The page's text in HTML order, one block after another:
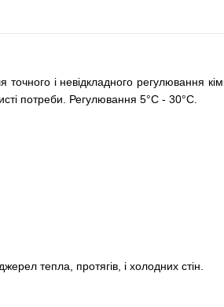
і невідкладного регулювання
потреби. Регулювання 5°C - 30°C.
тепла, протягів, і холодних стін.